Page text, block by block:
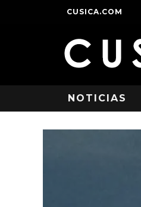
CUSICA.COM
NOTICIAS